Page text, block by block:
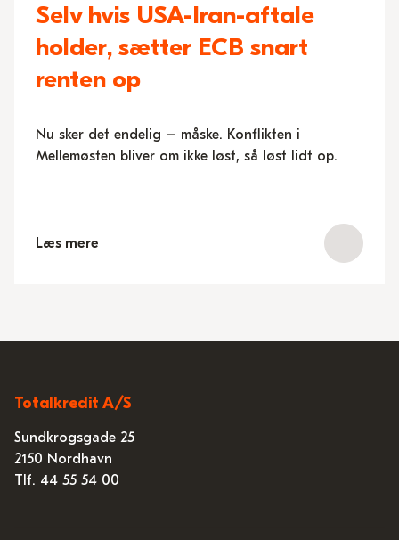
Selv hvis USA-Iran-aftale
holder, sætter ECB snart
renten op
Nu sker det endelig – måske. Konflikten i
Mellemøsten bliver om ikke løst, så løst lidt op.
Læs mere
Totalkredit A/S
Sundkrogsgade 25
2150 Nordhavn
Tlf. 44 55 54 00